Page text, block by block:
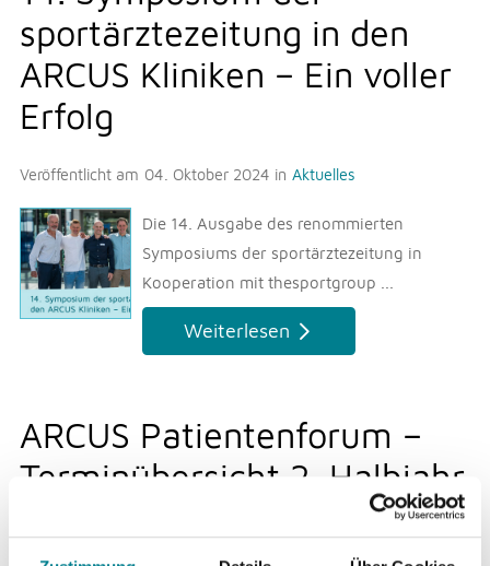
sportärztezeitung in den
ARCUS Kliniken – Ein voller
Erfolg
Veröffentlicht am 04. Oktober 2024 in Aktuelles
Die 14. Ausgabe des renommierten
Symposiums der sportärztezeitung in
Kooperation mit thesportgroup ...
Weiterlesen
ARCUS Patientenforum –
Terminübersicht 2. Halbjahr